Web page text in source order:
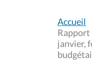
o
u
s
ê
t
Accueil
Rapport
janvier,